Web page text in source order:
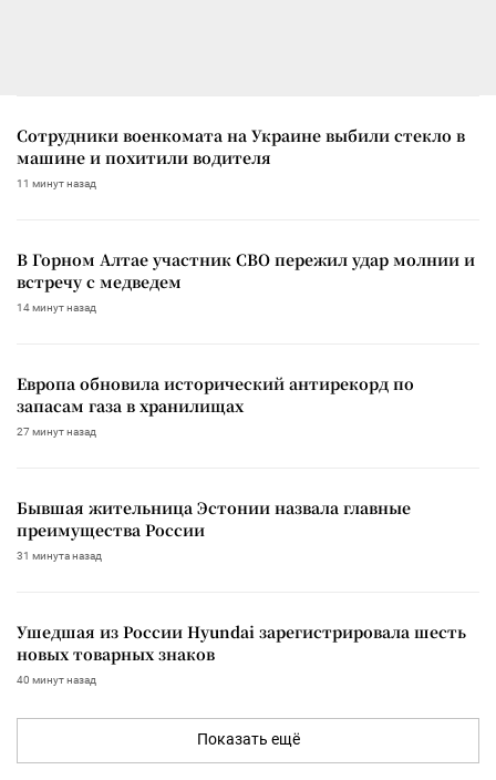
Сотрудники военкомата на Украине выбили стекло в
машине и похитили водителя
11 минут назад
В Горном Алтае участник СВО пережил удар молнии и
встречу с медведем
14 минут назад
Европа обновила исторический антирекорд по
запасам газа в хранилищах
27 минут назад
Бывшая жительница Эстонии назвала главные
преимущества России
31 минута назад
Ушедшая из России Hyundai зарегистрировала шесть
новых товарных знаков
40 минут назад
Показать ещё